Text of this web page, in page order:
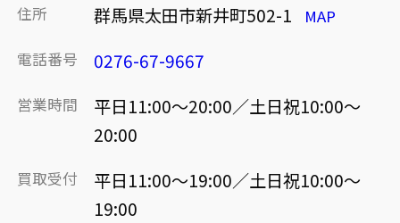
住所 群馬県太田市新井町502-1 MAP
電話番号 0276-67-9667
営業時間
平日11:00～20:00／土日祝10:00～
20:00
買取受付
平日11:00～19:00／土日祝10:00～
19:00